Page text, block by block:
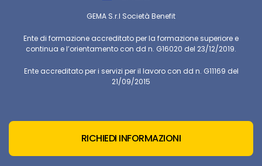
RICHIEDI INFORMAZIONI
GEMA S.r.l Società Benefit
Ente di formazione accreditato per la formazione superiore e
continua e l’orientamento con dd n. G16020 del 23/12/2019.
Ente accreditato per i servizi per il lavoro con dd n. G11169 del
21/09/2015
© CopyrightGEMA Srl Società Benefit